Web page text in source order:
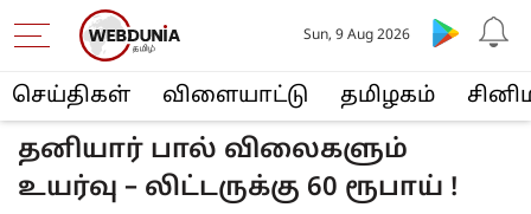
செய்திகள் விளையா‌ட்டு த‌மிழக‌ம்
Sun, 9 Aug 2026
தனியார் பால் விலைகளும்
உயர்வு – லிட்டருக்கு 60 ரூபாய் !